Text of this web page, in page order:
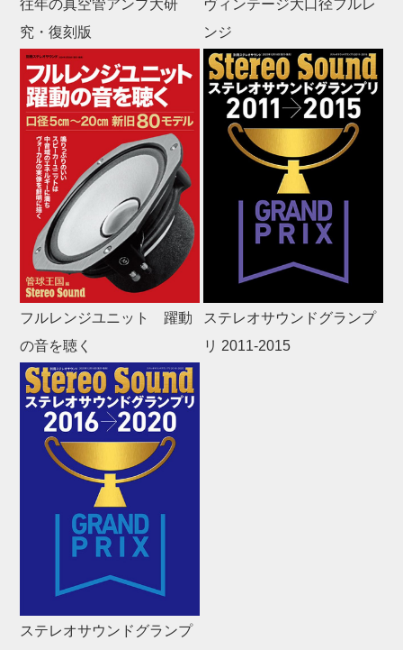
往年の真空管アンプ大研
究・復刻版
ヴィンテージ大口径フルレ
ンジ
フルレンジユニット 躍動
の音を聴く
ステレオサウンドグランプ
リ 2011-2015
ステレオサウンドグランプ